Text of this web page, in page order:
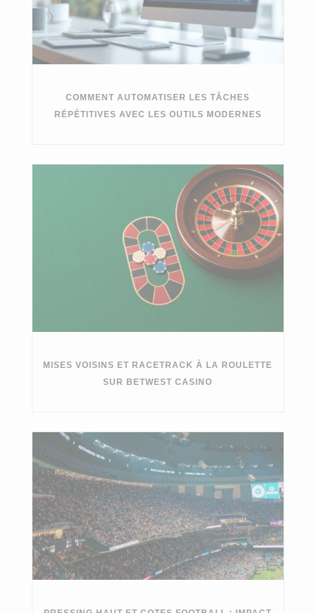
COMMENT AUTOMATISER LES TÂCHES
RÉPÉTITIVES AVEC LES OUTILS MODERNES
MISES VOISINS ET RACETRACK À LA ROULETTE
SUR BETWEST CASINO